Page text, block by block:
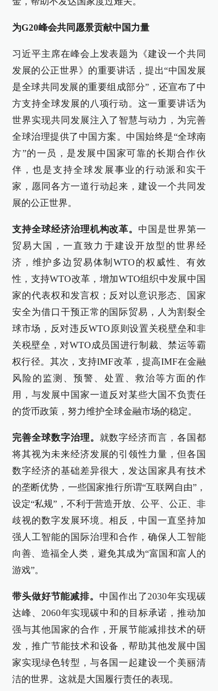
为G20峰会共同愿景贡献中国力量
习近平主席在峰会上发表题为《建设一个共同
发展的公正世界》的重要讲话，提出“中国发展
是全球共同发展的重要组成部分”，还宣布了中
方支持全球发展的八项行动。这一重要讲话为
世界实现共同发展注入了智慧与动力，为完善
全球治理提供了中国方案。中国始终是“全球南
方”的一员，是发展中国家可靠的长期合作伙
伴，也是支持全球发展事业的行动派和实干
家，愿同各方一道行动起来，建设一个共同发
展的公正世界。
支持全球经济治理机构改革。 中国是世界第一
贸易大国，一直致力于建设开放型的世界经
济，维护多边贸易体制WTO的权威性、有效
性，支持WTO改革，增加WTO组织中发展中国
家的代表权和发言权；反对以意识形态、国家
安全为借口干预正常的国际贸易，人为割裂全
球市场，反对违反WTO原则设置关税壁垒和非
关税壁垒，对WTO成员国进行制裁、禁运等霸
权行径。其次，支持IMF改革，提高IMF在金融
风险的监测、预警、处置、救治等方面的作
用，与发展中国家一道反对某些大国不负责任
的货币政策，努力维护全球金融市场的稳定。
完善全球数字治理。 就数字经济而言，各国都
将其视为未来经济发展的引领性力量，但各国
数字经济的基础差异很大，发达国家具有技术
的垄断优势，一些国家推行所谓“互联网自由”，
设定“私规”，不利于营造开放、公平、公正、非
歧视的数字发展环境。相反，中国一直坚持加
强人工智能的国际治理和合作，确保人工智能
向善、造福全人类，避免其成为“富国和富人的
游戏”。
带头做好节能减排。 中国作出了2030年实现碳
达峰、2060年实现碳中和的目标承诺，推动加
强与其他国家的合作，开展节能减排技术的研
发，推广节能技术和设备，帮助其他发展中国
家实现绿色转型，与各国一起建设一个美丽清
洁的世界。这就是大国履行责任的表现。